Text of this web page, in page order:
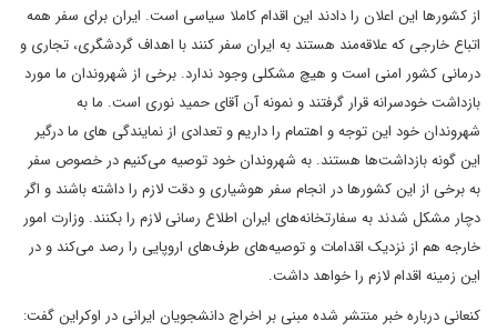
از کشورها این اعلان را دادند این اقدام کاملا سیاسی است. ایران برای سفر همه
اتباع خارجی که علاقه‌مند هستند به ایران سفر کنند با اهداف گردشگری، تجاری و
درمانی کشور امنی است و هیچ مشکلی وجود ندارد. برخی از شهروندان ما مورد
بازداشت خودسرانه قرار گرفتند و نمونه آن آقای حمید نوری است. ما به
شهروندان خود این توجه و اهتمام را داریم و تعدادی از نمایندگی های ما درگیر
این گونه بازداشت‌ها هستند. به شهروندان خود توصیه می‌کنیم در خصوص سفر
به برخی از این کشورها در انجام سفر هوشیاری و دقت لازم را داشته باشند و اگر
دچار مشکل شدند به سفارتخانه‌های ایران اطلاع رسانی لازم را بکنند. وزارت امور
خارجه هم از نزدیک اقدامات و توصیه‌های طرف‌های اروپایی را رصد می‌کند و در
این زمینه اقدام لازم را خواهد داشت.
کنعانی درباره خبر منتشر شده مبنی بر اخراج دانشجویان ایرانی در اوکراین گفت: